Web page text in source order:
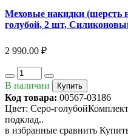
Меховые накидки (шерсть
голубой, 2 шт,
2 990.00 ₽
В наличии Купить
Код товара: 00567-03186
Цвет: Серо-
подклад..
в избранные сравнить